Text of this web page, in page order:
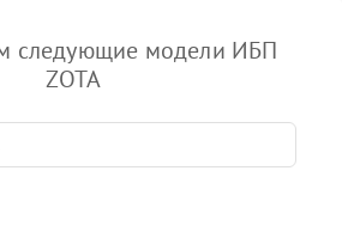
следующие модели ИБП
ZOTA